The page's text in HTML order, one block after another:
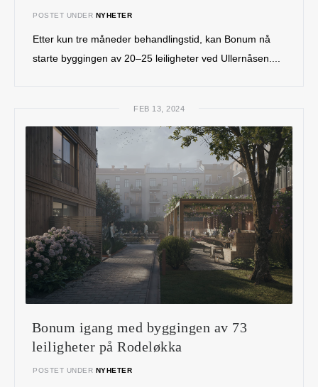
POSTET UNDER NYHETER
Etter kun tre måneder behandlingstid, kan Bonum nå
starte byggingen av 20–25 leiligheter ved Ullernåsen....
FEB 13, 2024
Bonum igang med byggingen av 73
leiligheter på Rodeløkka
POSTET UNDER NYHETER